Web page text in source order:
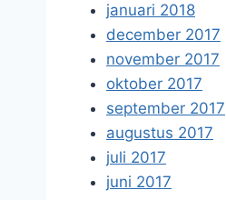
januari 2018
december 2017
november 2017
oktober 2017
september 2017
augustus 2017
juli 2017
juni 2017